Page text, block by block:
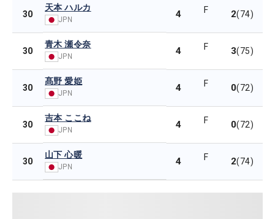
30
天本 ハルカ
JPN 4 F 2(74)
30
青木 瀬令奈
JPN 4 F 3(75)
30
髙野 愛姫
JPN 4 F 0(72)
30
吉本 ここね
JPN 4 F 0(72)
30
山下 心暖
JPN 4 F 2(74)